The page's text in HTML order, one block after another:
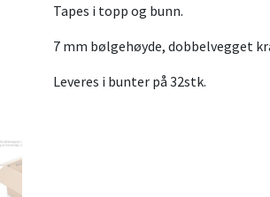
Tapes i topp og bunn.
7 mm bølgehøyde, dobbelvegget
Leveres i bunter på 32stk.